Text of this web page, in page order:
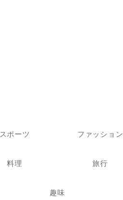
スポーツ ファッション
料理 旅行
趣味